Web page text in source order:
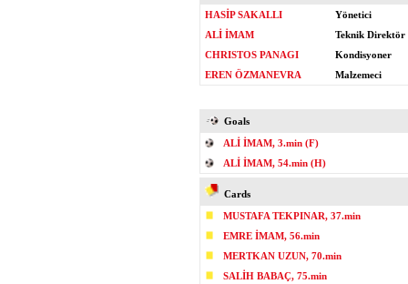
HASİP SAKALLI
Yönetici
ALİ İMAM
Teknik Direktör
CHRISTOS PANAGI
Kondisyoner
EREN ÖZMANEVRA
Malzemeci
Goals
ALİ İMAM, 3.min (F)
ALİ İMAM, 54.min (H)
Cards
MUSTAFA TEKPINAR, 37.min
EMRE İMAM, 56.min
MERTKAN UZUN, 70.min
SALİH BABAÇ, 75.min